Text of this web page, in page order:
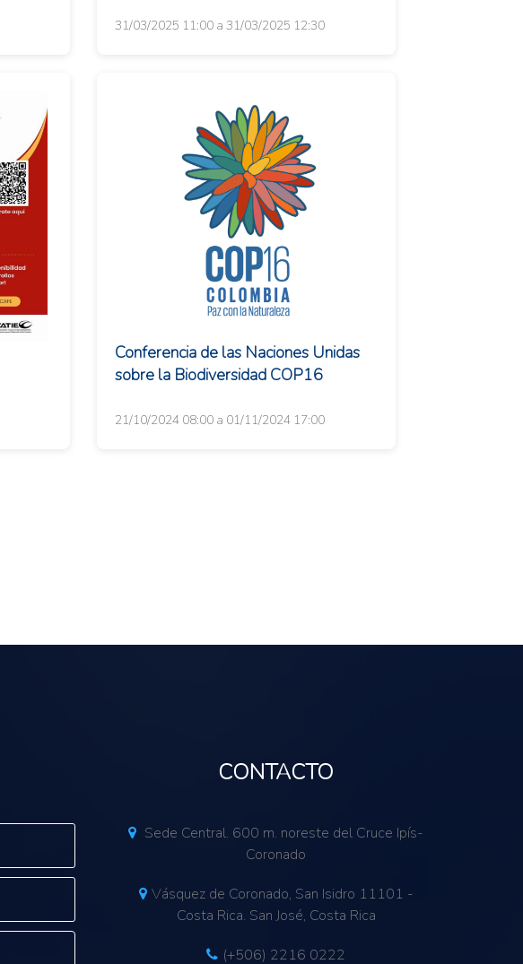
sosten...
31/03/2025 11:00 a 31/03/2025 12:30
Conferencia de las Naciones Unidas
sobre la Biodiversidad COP16
21/10/2024 08:00 a 01/11/2024 17:00
CONTACTO
Sede Central. 600 m. noreste del Cruce Ipís-
Coronado
Vásquez de Coronado, San Isidro 11101 -
Costa Rica. San José, Costa Rica
(+506) 2216 0222